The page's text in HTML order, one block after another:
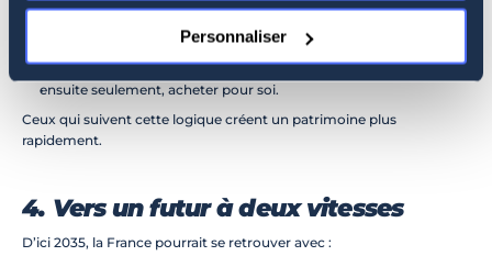
Personnaliser
Les investisseurs deviennent stratégiques :
d’abord, générer des revenus,
ensuite seulement, acheter pour soi.
Ceux qui suivent cette logique créent un patrimoine plus
rapidement.
4. Vers un futur à deux vitesses
D’ici 2035, la France pourrait se retrouver avec :